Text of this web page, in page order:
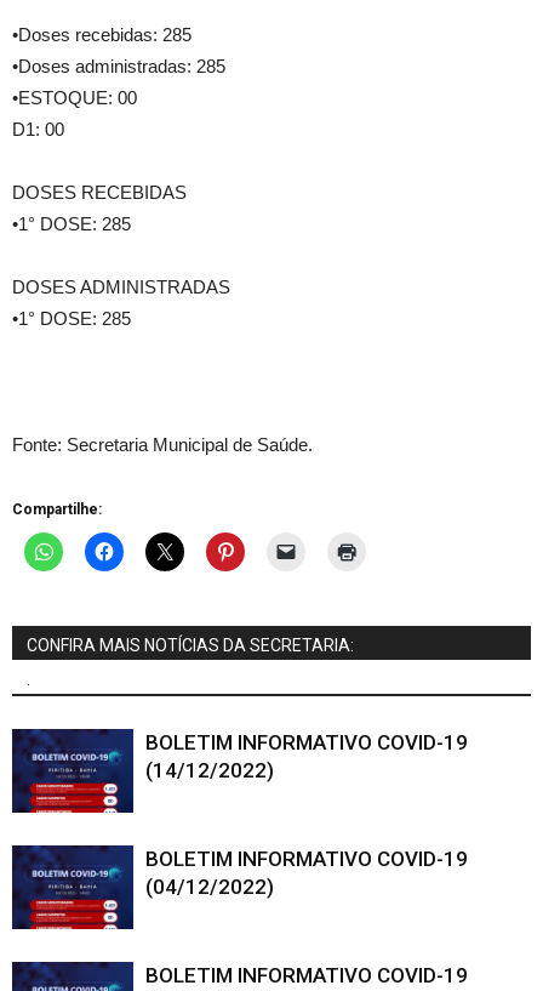
•Doses recebidas: 285
•Doses administradas: 285
•ESTOQUE: 00
D1: 00
DOSES RECEBIDAS
•1° DOSE: 285
DOSES ADMINISTRADAS
•1° DOSE: 285
Fonte: Secretaria Municipal de Saúde.
Compartilhe:
CONFIRA MAIS NOTÍCIAS DA SECRETARIA:
BOLETIM INFORMATIVO COVID-19
(14/12/2022)
BOLETIM INFORMATIVO COVID-19
(04/12/2022)
BOLETIM INFORMATIVO COVID-19